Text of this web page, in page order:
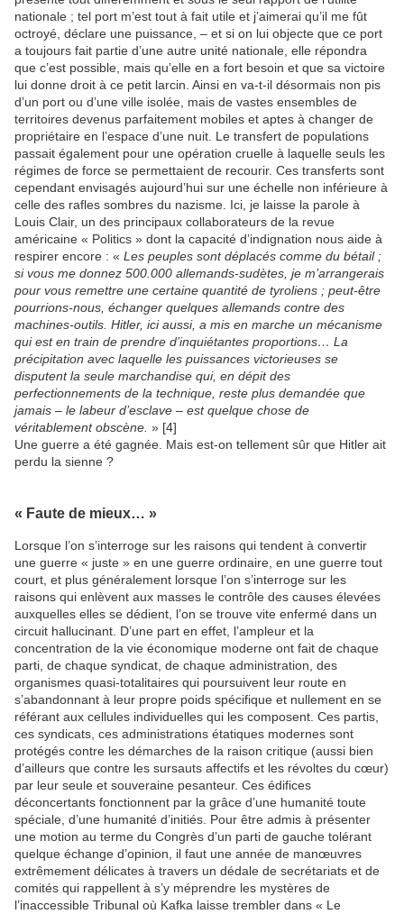
nationale ; tel port m’est tout à fait utile et j’aimerai qu’il me fût
octroyé, déclare une puissance, – et si on lui objecte que ce port
a toujours fait partie d’une autre unité nationale, elle répondra
que c’est possible, mais qu’elle en a fort besoin et que sa victoire
lui donne droit à ce petit larcin. Ainsi en va-t-il désormais non pis
d’un port ou d’une ville isolée, mais de vastes ensembles de
territoires devenus parfaitement mobiles et aptes à changer de
propriétaire en l’espace d’une nuit. Le transfert de populations
passait également pour une opération cruelle à laquelle seuls les
régimes de force se permettaient de recourir. Ces transferts sont
cependant envisagés aujourd’hui sur une échelle non inférieure à
celle des rafles sombres du nazisme. Ici, je laisse la parole à
Louis Clair, un des principaux collaborateurs de la revue
américaine « Politics » dont la capacité d’indignation nous aide à
respirer encore : « Les peuples sont déplacés comme du bétail ;
si vous me donnez 500.000 allemands-sudètes, je m’arrangerais
pour vous remettre une certaine quantité de tyroliens ; peut-être
pourrions-nous, échanger quelques allemands contre des
machines-outils. Hitler, ici aussi, a mis en marche un mécanisme
qui est en train de prendre d’inquiétantes proportions… La
précipitation avec laquelle les puissances victorieuses se
disputent la seule marchandise qui, en dépit des
perfectionnements de la technique, reste plus demandée que
jamais – le labeur d’esclave – est quelque chose de
véritablement obscène. » [4]
Une guerre a été gagnée. Mais est-on tellement sûr que Hitler ait
perdu la sienne ?
« Faute de mieux… »
Lorsque l’on s’interroge sur les raisons qui tendent à convertir
une guerre « juste » en une guerre ordinaire, en une guerre tout
court, et plus généralement lorsque l’on s’interroge sur les
raisons qui enlèvent aux masses le contrôle des causes élevées
auxquelles elles se dédient, l’on se trouve vite enfermé dans un
circuit hallucinant. D’une part en effet, l’ampleur et la
concentration de la vie économique moderne ont fait de chaque
parti, de chaque syndicat, de chaque administration, des
organismes quasi-totalitaires qui poursuivent leur route en
s’abandonnant à leur propre poids spécifique et nullement en se
référant aux cellules individuelles qui les composent. Ces partis,
ces syndicats, ces administrations étatiques modernes sont
protégés contre les démarches de la raison critique (aussi bien
d’ailleurs que contre les sursauts affectifs et les révoltes du cœur)
par leur seule et souveraine pesanteur. Ces édifices
déconcertants fonctionnent par la grâce d’une humanité toute
spéciale, d’une humanité d’initiés. Pour être admis à présenter
une motion au terme du Congrès d’un parti de gauche tolérant
quelque échange d’opinion, il faut une année de manœuvres
extrêmement délicates à travers un dédale de secrétariats et de
comités qui rappellent à s’y méprendre les mystères de
l’inaccessible Tribunal où Kafka laisse trembler dans « Le